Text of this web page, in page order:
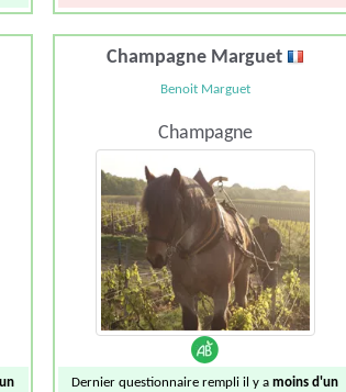
Champagne Marguet
Benoit Marguet
Champagne
Dernier questionnaire rempli il y amoins d'un